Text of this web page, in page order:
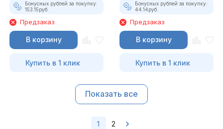
Бонусных рублей за покупку:
153.15руб.
Предзаказ
В корзину
Купить в 1 клик
Бонусных рублей за покупку:
44.14руб.
Предзаказ
В корзину
Купить в 1 клик
Показать все
1 2